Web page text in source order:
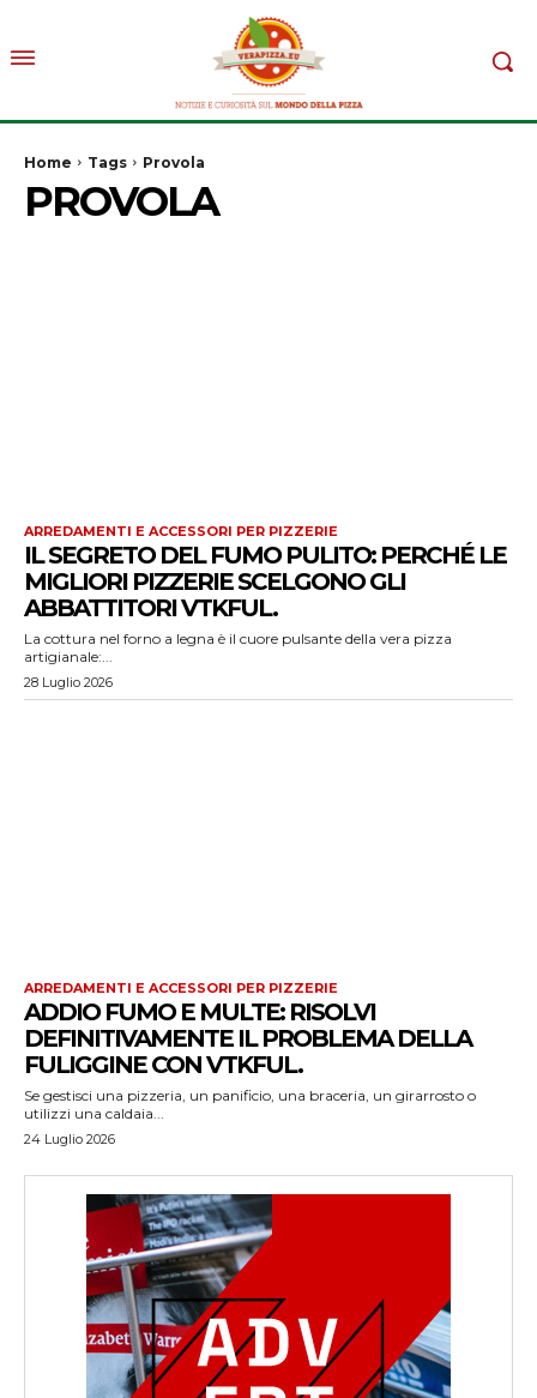
Home Tags Provola
PROVOLA
ARREDAMENTI E ACCESSORI PER PIZZERIE
IL SEGRETO DEL FUMO PULITO: PERCHÉ LE
MIGLIORI PIZZERIE SCELGONO GLI
ABBATTITORI VTKFUL.
La cottura nel forno a legna è il cuore pulsante della vera pizza
artigianale:...
28 Luglio 2026
ARREDAMENTI E ACCESSORI PER PIZZERIE
ADDIO FUMO E MULTE: RISOLVI
DEFINITIVAMENTE IL PROBLEMA DELLA
FULIGGINE CON VTKFUL.
Se gestisci una pizzeria, un panificio, una braceria, un girarrosto o
utilizzi una caldaia...
24 Luglio 2026